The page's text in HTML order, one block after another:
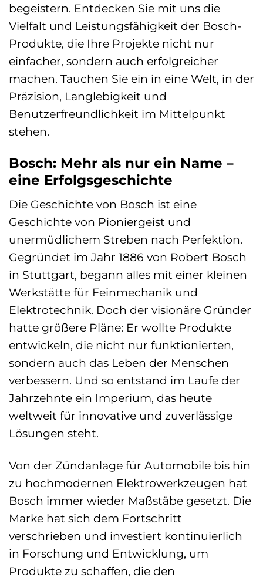
begeistern. Entdecken Sie mit uns die
Vielfalt und Leistungsfähigkeit der Bosch-
Produkte, die Ihre Projekte nicht nur
einfacher, sondern auch erfolgreicher
machen. Tauchen Sie ein in eine Welt, in der
Präzision, Langlebigkeit und
Benutzerfreundlichkeit im Mittelpunkt
stehen.
Bosch: Mehr als nur ein Name –
eine Erfolgsgeschichte
Die Geschichte von Bosch ist eine
Geschichte von Pioniergeist und
unermüdlichem Streben nach Perfektion.
Gegründet im Jahr 1886 von Robert Bosch
in Stuttgart, begann alles mit einer kleinen
Werkstätte für Feinmechanik und
Elektrotechnik. Doch der visionäre Gründer
hatte größere Pläne: Er wollte Produkte
entwickeln, die nicht nur funktionierten,
sondern auch das Leben der Menschen
verbessern. Und so entstand im Laufe der
Jahrzehnte ein Imperium, das heute
weltweit für innovative und zuverlässige
Lösungen steht.
Von der Zündanlage für Automobile bis hin
zu hochmodernen Elektrowerkzeugen hat
Bosch immer wieder Maßstäbe gesetzt. Die
Marke hat sich dem Fortschritt
verschrieben und investiert kontinuierlich
in Forschung und Entwicklung, um
Produkte zu schaffen, die den